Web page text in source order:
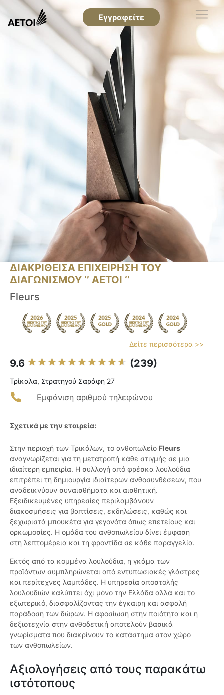
Εγγραφείτε
ΔΙΑΚΡΙΘΕΙΣΑ ΕΠΙΧΕΙΡΗΣΗ ΤΟΥ
ΔΙΑΓΩΝΙΣΜΟΥ ‘’ ΑΕΤΟΙ ‘’
Fleurs
Δείτε περισσότερα >>
9.6 (239)
Τρίκαλα, Στρατηγού Σαράφη 27
Εμφάνιση αριθμού τηλεφώνου
Σχετικά με την εταιρεία:
Στην περιοχή των Τρικάλων, το ανθοπωλείο Fleurs
αναγνωρίζεται για τη μετατροπή κάθε στιγμής σε μια
ιδιαίτερη εμπειρία. Η συλλογή από φρέσκα λουλούδια
επιτρέπει τη δημιουργία ιδιαίτερων ανθοσυνθέσεων, που
αναδεικνύουν συναισθήματα και αισθητική.
Εξειδικευμένες υπηρεσίες περιλαμβάνουν
διακοσμήσεις για βαπτίσεις, εκδηλώσεις, καθώς και
ξεχωριστά μπουκέτα για γεγονότα όπως επετείους και
ορκωμοσίες. Η ομάδα του ανθοπωλείου δίνει έμφαση
στη λεπτομέρεια και τη φροντίδα σε κάθε παραγγελία.
Εκτός από τα κομμένα λουλούδια, η γκάμα των
προϊόντων συμπληρώνεται από εντυπωσιακές γλάστρες
και περίτεχνες λαμπάδες. Η υπηρεσία αποστολής
λουλουδιών καλύπτει όχι μόνο την Ελλάδα αλλά και το
εξωτερικό, διασφαλίζοντας την έγκαιρη και ασφαλή
παράδοση των δώρων. Η αφοσίωση στην ποιότητα και η
δεξιοτεχνία στην ανθοδετική αποτελούν βασικά
γνωρίσματα που διακρίνουν το κατάστημα στον χώρο
των ανθοπωλείων.
Αξιολογήσεις από τους παρακάτω
ιστότοπους